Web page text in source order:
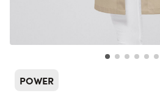
POWER